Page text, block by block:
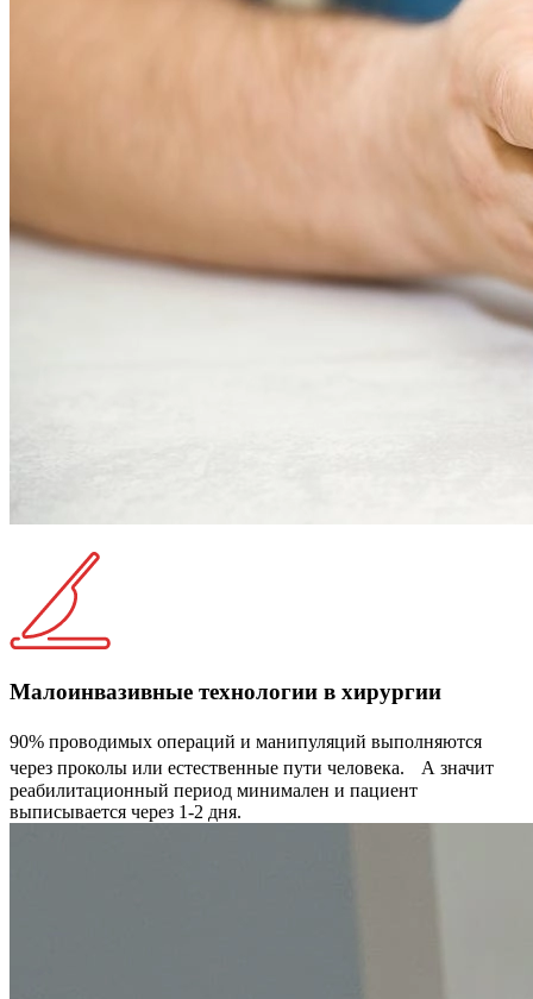
Малоинвазивные технологии в хирургии
90% проводимых операций и манипуляций выполняются
через проколы или естественные пути человека. А значит
реабилитационный период минимален и пациент
выписывается через 1-2 дня.